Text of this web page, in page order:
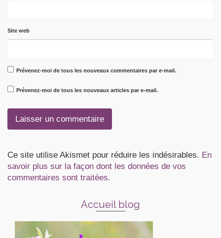
Site web
Prévenez-moi de tous les nouveaux commentaires par e-mail.
Prévenez-moi de tous les nouveaux articles par e-mail.
Ce site utilise Akismet pour réduire les indésirables. En
savoir plus sur la façon dont les données de vos
commentaires sont traitées.
Accueil blog